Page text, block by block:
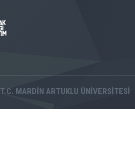
T.C. MARDİN ARTUKLU ÜNİVERSİTESİ